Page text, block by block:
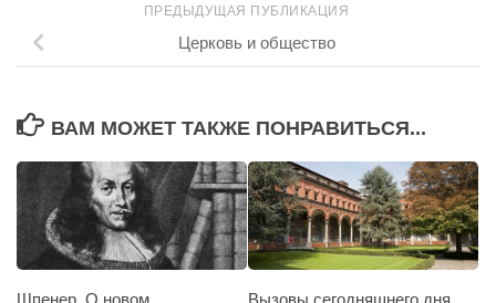
ПРЕДЫДУЩАЯ ПУБЛИКАЦИЯ
Церковь и общество
ВАМ МОЖЕТ ТАКЖЕ ПОНРАВИТЬСЯ...